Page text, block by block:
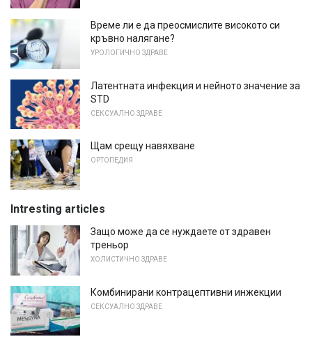
Време ли е да преосмислите високото си
кръвно налягане?
УРОЛОГИЧНО ЗДРАВЕ
Латентната инфекция и нейното значение за
STD
СЕКСУАЛНО ЗДРАВЕ
Щам срещу навяхване
ОРТОПЕДИЯ
Intresting articles
Защо може да се нуждаете от здравен
треньор
ХОЛИСТИЧНО ЗДРАВЕ
Комбинирани контрацептивни инжекции
СЕКСУАЛНО ЗДРАВЕ